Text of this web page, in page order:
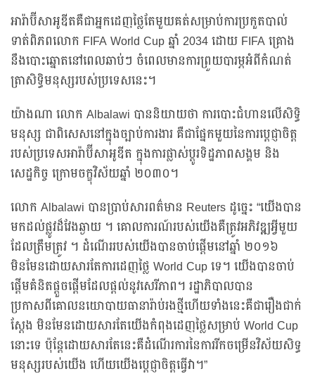
អារ៉ាប៊ីសាអូឌីតគឺជាអ្នកដេញថ្លៃតែមួយគត់សម្រាប់ការប្រកួតបាល់
ទាត់ពិភពលោក FIFA World Cup ឆ្នាំ 2034 ដោយ FIFA គ្រោង
នឹងបោះឆ្នោតនៅពេលឆាប់ៗ ចំពេលមានការព្រួយបារម្ភអំពីកំណត់
ត្រាសិទ្ធិមនុស្សរបស់ប្រទេសនេះ។
យ៉ាងណា លោក Albalawi បាននិយាយថា ការបោះជំហានលើសិទ្ធិ
មនុស្ស ជាពិសេសនៅក្នុងច្បាប់ការងារ គឺជាផ្នែកមួយនៃការប្តេជ្ញាចិត្ត
របស់ប្រទេសអារ៉ាប៊ីសាអូឌីត ក្នុងការផ្លាស់ប្តូរទិដ្ឋភាពសង្គម និង
សេដ្ឋកិច្ច ក្រោមចក្ខុវិស័យឆ្នាំ ២០៣០។
លោក Albalawi បានប្រាប់សារពត៌មាន Reuters ដូច្នេះ “យើងបាន
មកដល់ផ្លូវដ៏វែងឆ្ងាយ ។ គោលការណ៍របស់យើងគឺត្រូវអភិវឌ្ឍអ្វីមួយ
ដែលត្រឹមត្រូវ ។ ដំណើររបស់យើងបានចាប់ផ្តើមនៅឆ្នាំ ២០១៦
មិនមែនដោយសារតែការដេញថ្លៃ World Cup ទេ។ យើងបានចាប់
ផ្តើមគំនិតផ្តួចផ្តើមដែលផ្តល់នូវសេរីភាព។ រដ្ឋាភិបាលបាន
ប្រកាសពីគោលនយោបាយធានារ៉ាប់រងថ្មីហើយទាំងនេះគឺជារឿងជាក់
ស្តែង មិនមែនដោយសារតែយើងកំពុងដេញថ្លៃសម្រាប់ World Cup
នោះទេ ប៉ុន្តែដោយសារតែនេះគឺដំណើរការនៃការរីកចម្រើនវិស័យសិទ្ធ
មនុស្សរបស់យើង ហើយយើងប្តេជ្ញាចិត្តធ្វើវា។”